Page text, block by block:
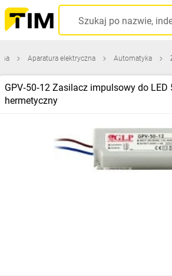
Aparatura elektryczna Automatyka
GPV‑50‑12 Zasilacz impulsowy do
hermetyczny